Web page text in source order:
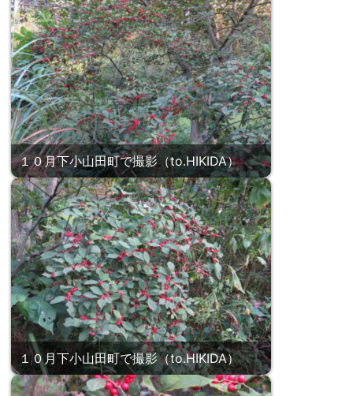
１０月下小山田町で撮影（to.HIKIDA）
１０月下小山田町で撮影（to.HIKIDA）